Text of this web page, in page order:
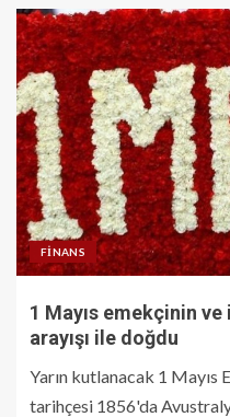
FINANS
1 Mayıs emekçinin
arayışı ile doğdu
Yarın kutlanacak 1 Mayıs
tarihçesi 1856'da